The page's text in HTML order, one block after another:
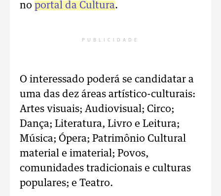
no portal da Cultura.
PUBLICIDADE
O interessado poderá se candidatar a
uma das dez áreas artístico-culturais:
Artes visuais; Audiovisual; Circo;
Dança; Literatura, Livro e Leitura;
Música; Ópera; Patrimônio Cultural
material e imaterial; Povos,
comunidades tradicionais e culturas
populares; e Teatro.